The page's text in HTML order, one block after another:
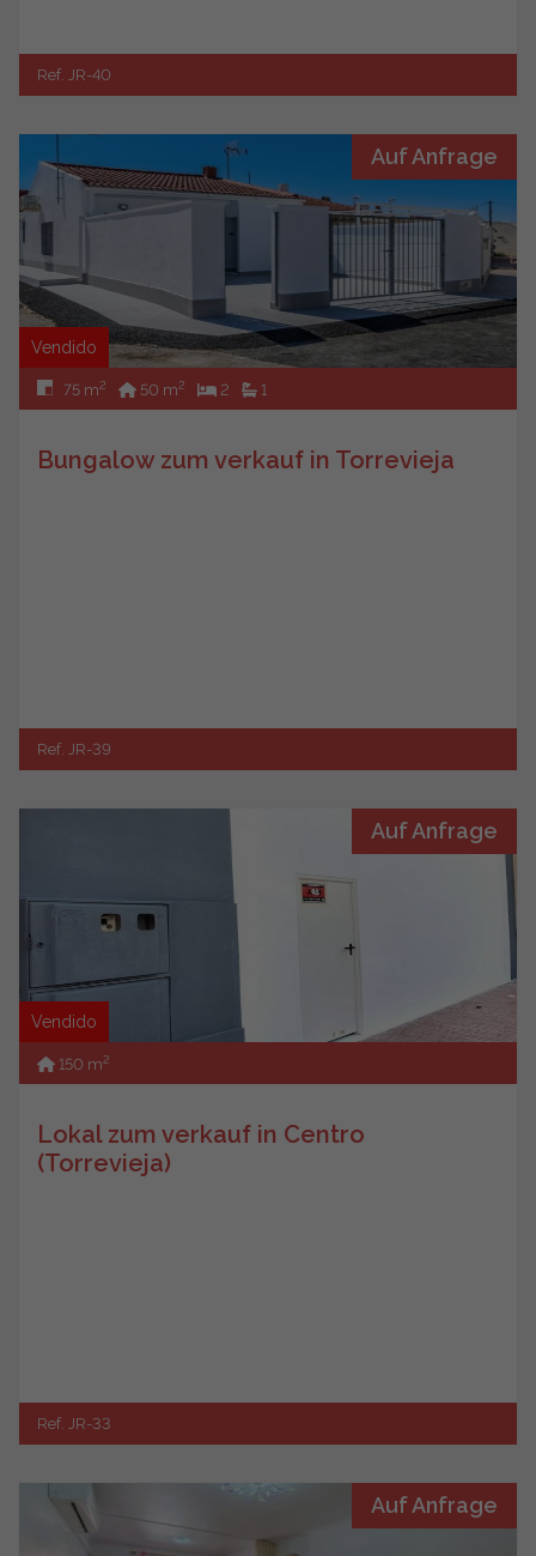
Ref. JR-40
Auf Anfrage
Vendido
75 m2 50 m2 2 1
Bungalow zum verkauf in Torrevieja
Ref. JR-39
Auf Anfrage
Vendido
150 m2
Lokal zum verkauf in Centro
(Torrevieja)
Ref. JR-33
Auf Anfrage